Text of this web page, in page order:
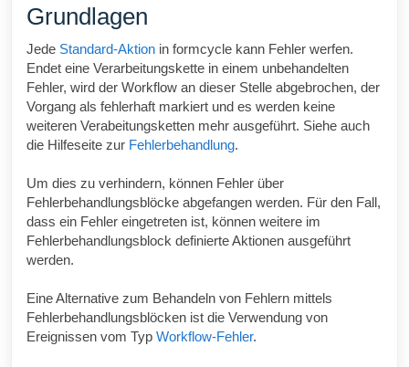
Grundlagen
Jede Standard-Aktion in formcycle kann Fehler werfen.
Endet eine Verarbeitungskette in einem unbehandelten
Fehler, wird der Workflow an dieser Stelle abgebrochen, der
Vorgang als fehlerhaft markiert und es werden keine
weiteren Verabeitungsketten mehr ausgeführt. Siehe auch
die Hilfeseite zur Fehlerbehandlung.
Um dies zu verhindern, können Fehler über
Fehlerbehandlungsblöcke abgefangen werden. Für den Fall,
dass ein Fehler eingetreten ist, können weitere im
Fehlerbehandlungsblock definierte Aktionen ausgeführt
werden.
Eine Alternative zum Behandeln von Fehlern mittels
Fehlerbehandlungsblöcken ist die Verwendung von
Ereignissen vom Typ Workflow-Fehler.